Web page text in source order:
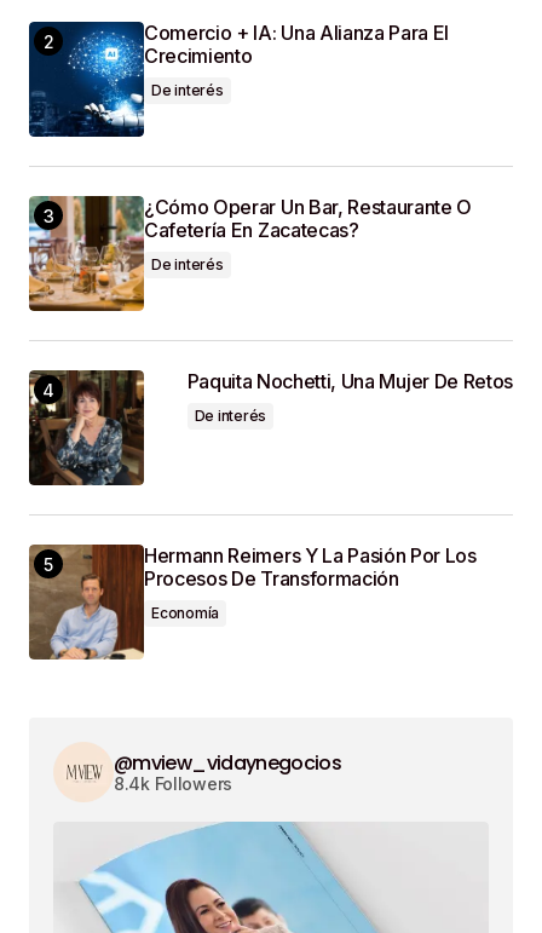
SUBMIT COMMENT
Comercio + IA: Una Alianza Para El
Crecimiento
De interés
¿Cómo Operar Un Bar, Restaurante O
Cafetería En Zacatecas?
De interés
Paquita Nochetti, Una Mujer De Retos
De interés
Hermann Reimers Y La Pasión Por Los
Procesos De Transformación
Economía
@mview_vidaynegocios
8.4k Followers